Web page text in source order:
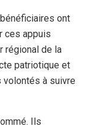
ont
ces appuis
régional de la
patriotique et
volontés à suivre
Ils